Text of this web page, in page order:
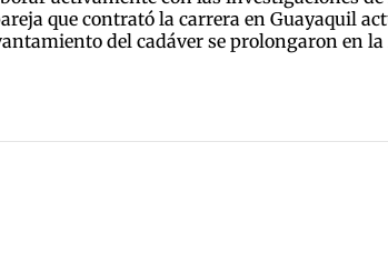
que contrató la carrera en Guayaquil
del cadáver se prolongaron en